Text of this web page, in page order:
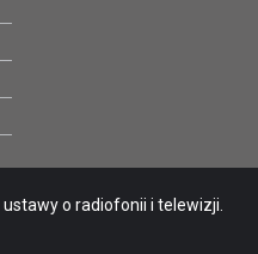
o radiofonii i telewizji.